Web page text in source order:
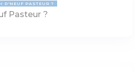
D'NEUF PASTEUR ?
Pasteur ?